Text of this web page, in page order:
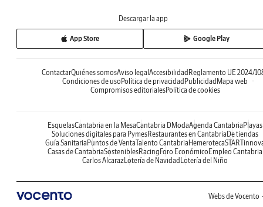
Descargar la app
App Store Google Play
ContactarQuiénes somosAviso legalAccesibilidadReglamento UE 2024/
Condiciones de usoPolítica de privacidadPublicidadMapa web
Compromisos editorialesPolítica de cookies
EsquelasCantabria en la MesaCantabria DModaAgenda CantabriaPlayas
Soluciones digitales para PymesRestaurantes en CantabriaDe tiendas
Guía SanitariaPuntos de VentaTalento CantabriaHemeroteca
Casas de CantabriaSosteniblesRacingForo EconómicoEmpleo Cantabria
Carlos AlcarazLotería de NavidadLotería del Niño
Webs de Vocento